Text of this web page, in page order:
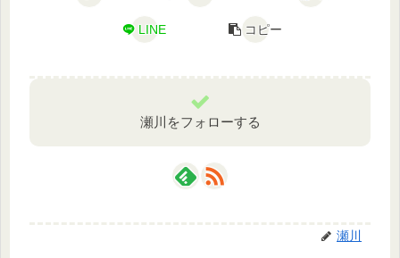
LINE コピー
瀬川をフォローする
瀬川